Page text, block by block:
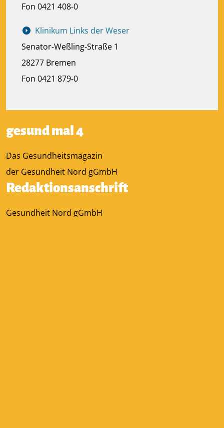
Fon 0421 408-0
Klinikum Links der Weser
Senator-Weßling-Straße 1
28277 Bremen
Fon 0421 879-0
gesund mal 4
Das Gesundheitsmagazin
der Gesundheit Nord gGmbH
Redaktionsanschrift
Gesundheit Nord gGmbH